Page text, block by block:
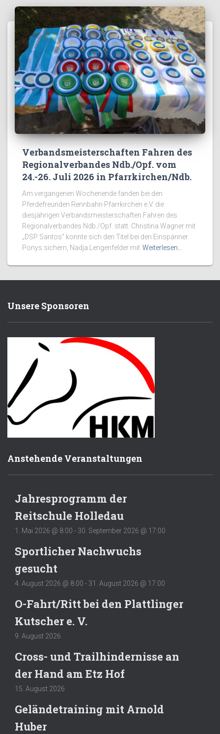
Verbandsmeisterschaften Fahren des
Regionalverbandes Ndb./Opf. vom
24.-26. Juli 2026 in Pfarrkirchen/Ndb.
Am vergangenen Wochenende fanden bei den
Pferdefreunden Rennbahn Pfarrkirchen e.V. die
diesjährigen Verbandsmeisterschaften Fahren des
Regionalverbandes Ndb./Opf. statt. Christina Wagner mit
„DSP Santos“ konnte sich den Titel bei den Einspänner
Ponys sichern, Nadja Lengenfelder mit Weiterlesen…
Unsere Sponsoren
Anstehende Veranstaltungen
Jahresprogramm der
Reitschule Holledau
1. Mai 2026 @ 8:00 - 30. September 2026 @ 17:00
Sportlicher Nachwuchs
gesucht
4. August 2026 @ 8:00 - 31. August 2026 @ 17:00
O-Fahrt/Ritt bei den Plattlinger
Kutscher e. V.
9. August 2026
Cross- und Trailhindernisse an
der Hand am Etz Hof
15. August 2026
Geländetraining mit Arnold
Huber